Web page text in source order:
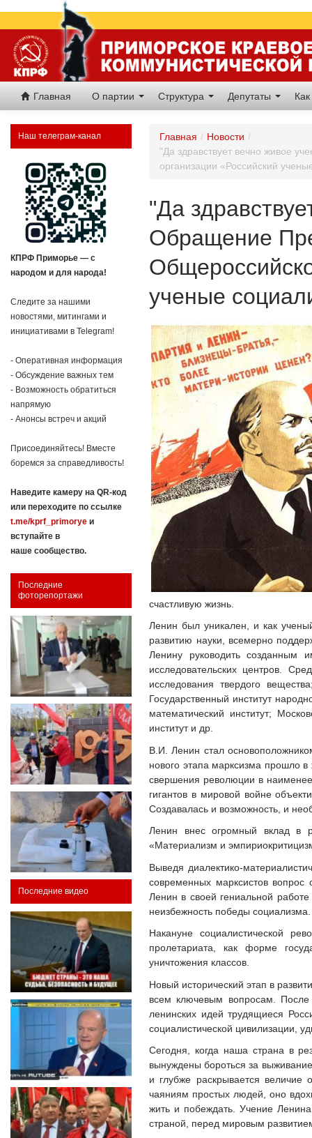
Главная О партии Структура Депутаты
Наш телеграм-канал
КПРФ Приморье — с
народом и для народа!
Следите за нашими
новостями, митингами и
инициативами в Telegram!
- Оперативная информация
- Обсуждение важных тем
- Возможность обратиться
напрямую
- Анонсы встреч и акций
Присоединяйтесь! Вместе
боремся за справедливость!
Наведите камеру на QR-код
или переходите по ссылке
t.me/kprf_primorye и
вступайте в
наше сообщество.
Последние
фоторепортажи
Последние видео
Главная / Новости /
"Да здравствует вечно живое
организации «Российский
"Да
Обращение
ученые
счастливую жизнь.
Ленин был уникален, и как
развитию науки, всемерно
Ленину руководить созданным
исследовательских центров.
исследования твердого
Государственный институт
математический институт;
институт и др.
В.И. Ленин стал
нового этапа марксизма прошло
свершения революции в наименее
гигантов в мировой войне
Создавалась и возможность, и
Ленин внес огромный вклад в
«Материализм и
Выведя диалектико-
современных марксистов вопрос
Ленин в своей гениальной
неизбежность победы социализма.
Накануне социалистической
пролетариата, как форме
уничтожения классов.
Новый исторический этап в
всем ключевым вопросам. После
ленинских идей трудящиеся
социалистической цивилизации,
Сегодня, когда наша страна в
вынуждены бороться за
и глубже раскрывается величие
чаяниям простых людей, оно
жить и побеждать. Учение
страной, перед мировым